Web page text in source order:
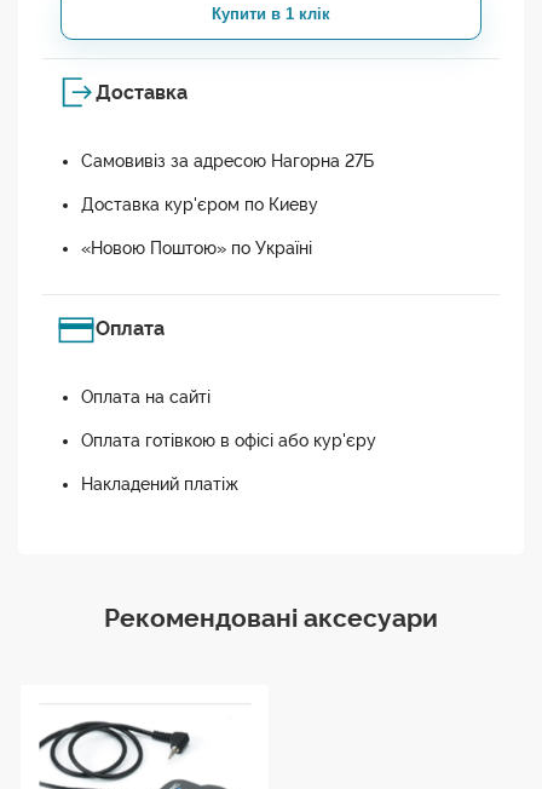
Купити в 1 клік
Доставка
Самовивіз за адресою Нагорна 27Б
Доставка кур'єром по Киеву
«Новою Поштою» по Україні
Оплата
Оплата на сайті
Оплата готівкою в офісі або кур'єру
Накладений платіж
Рекомендовані аксесуари